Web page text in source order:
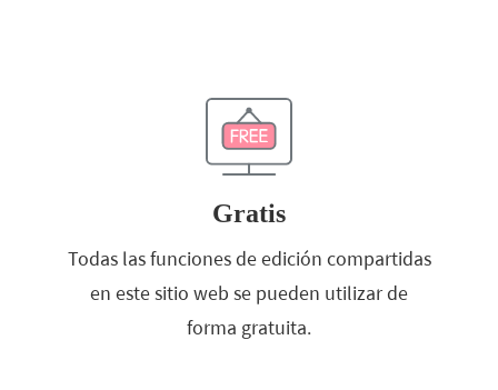
Gratis
Todas las funciones de edición compartidas
en este sitio web se pueden utilizar de
forma gratuita.